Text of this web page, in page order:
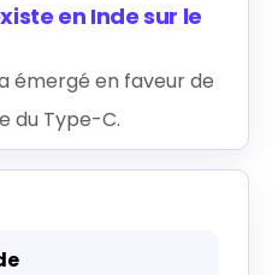
en Inde sur le
émergé en faveur de
du Type-C.